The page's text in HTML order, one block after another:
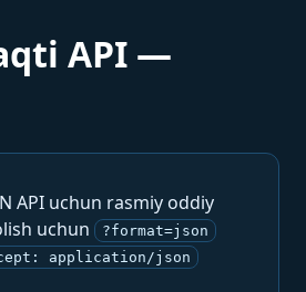
API —
API uchun rasmiy oddiy
uchun
?format=json
application/json